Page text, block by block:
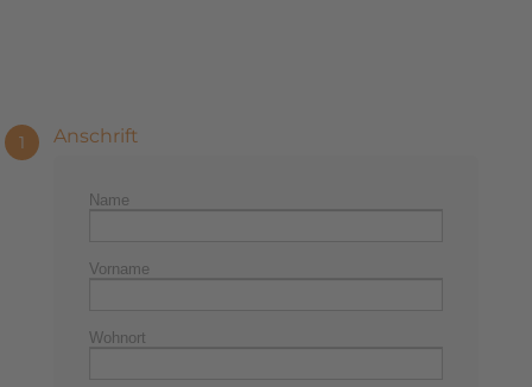
1 Anschrift
Name
Vorname
Wohnort